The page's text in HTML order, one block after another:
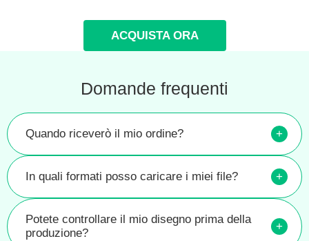
ACQUISTA ORA
Domande frequenti
Quando riceverò il mio ordine? +
In quali formati posso caricare i miei file? +
Potete controllare il mio disegno prima della
produzione?
+